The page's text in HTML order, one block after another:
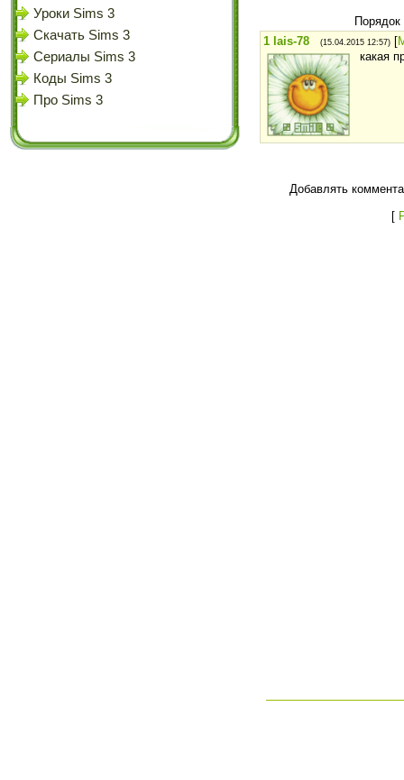
Уроки Sims 3
Скачать Sims 3
Сериалы Sims 3
Коды Sims 3
Про Sims 3
1 lais-78 (15.04.2015 12:57) [
какая
Добавлять
[